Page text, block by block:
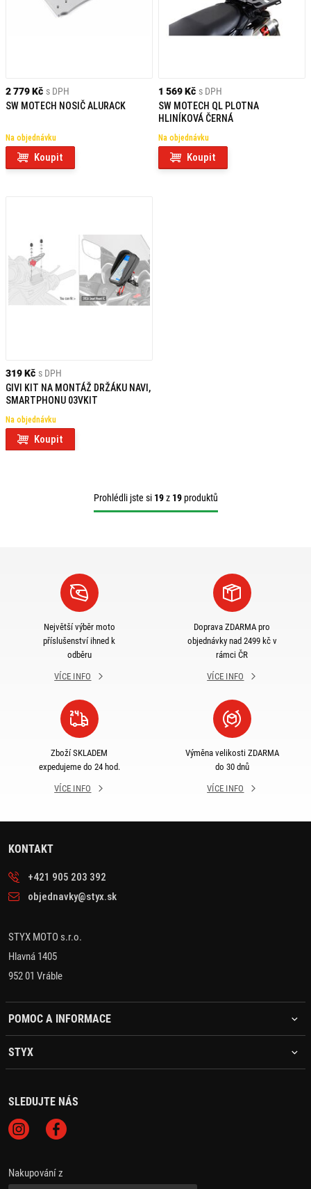
2 779 Kč s DPH
SW MOTECH NOSIČ ALURACK
Na objednávku
Koupit
1 569 Kč s DPH
SW MOTECH QL PLOTNA
HLINÍKOVÁ ČERNÁ
Na objednávku
Koupit
319 Kč s DPH
GIVI KIT NA MONTÁŽ DRŽÁKU NAVI,
SMARTPHONU 03VKIT
Na objednávku
Koupit
Prohlédli jste si 19z 19produktů
Největší výběr moto
příslušenství ihned k
odběru
VÍCE INFO
Doprava ZDARMA pro
objednávky nad 2499 kč v
rámci ČR
VÍCE INFO
Zboží SKLADEM
expedujeme do 24 hod.
VÍCE INFO
Výměna velikosti ZDARMA
do 30 dnů
VÍCE INFO
KONTAKT
+421 905 203 392
objednavky@styx.sk
STYX MOTO s.r.o.
Hlavná 1405
952 01 Vráble
POMOC A INFORMACE
STYX
SLEDUJTE NÁS
Nakupování z